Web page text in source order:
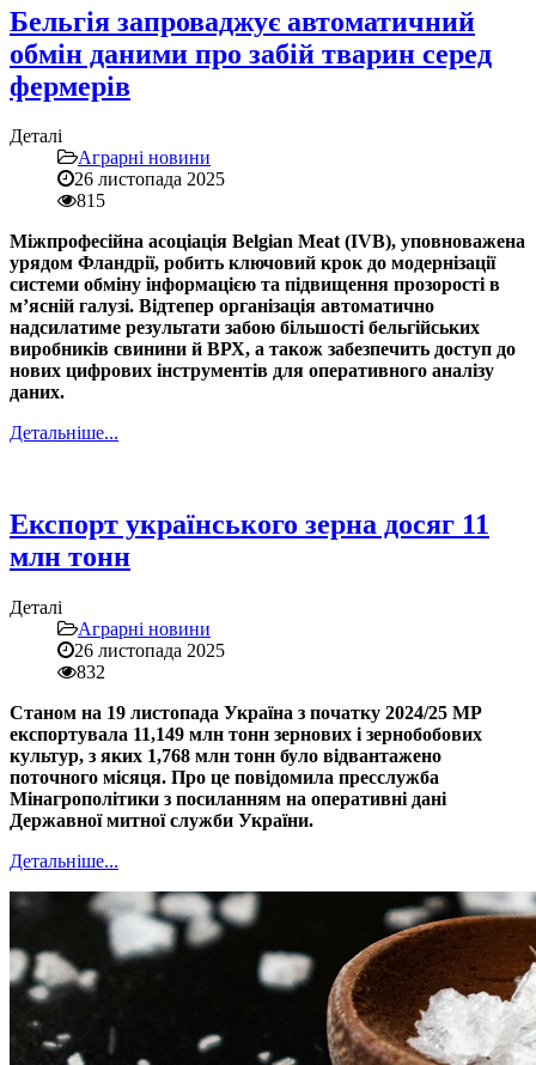
Бельгія запроваджує автоматичний
обмін даними про забій тварин серед
фермерів
Деталі
Аграрні новини
26 листопада 2025
815
Міжпрофесійна асоціація Belgian Meat (IVB), уповноважена
урядом Фландрії, робить ключовий крок до модернізації
системи обміну інформацією та підвищення прозорості в
м’ясній галузі. Відтепер організація автоматично
надсилатиме результати забою більшості бельгійських
виробників свинини й ВРХ, а також забезпечить доступ до
нових цифрових інструментів для оперативного аналізу
даних.
Детальніше...
Експорт українського зерна досяг 11
млн тонн
Деталі
Аграрні новини
26 листопада 2025
832
Станом на 19 листопада Україна з початку 2024/25 МР
експортувала 11,149 млн тонн зернових і зернобобових
культур, з яких 1,768 млн тонн було відвантажено
поточного місяця. Про це повідомила пресслужба
Мінагрополітики з посиланням на оперативні дані
Державної митної служби України.
Детальніше...